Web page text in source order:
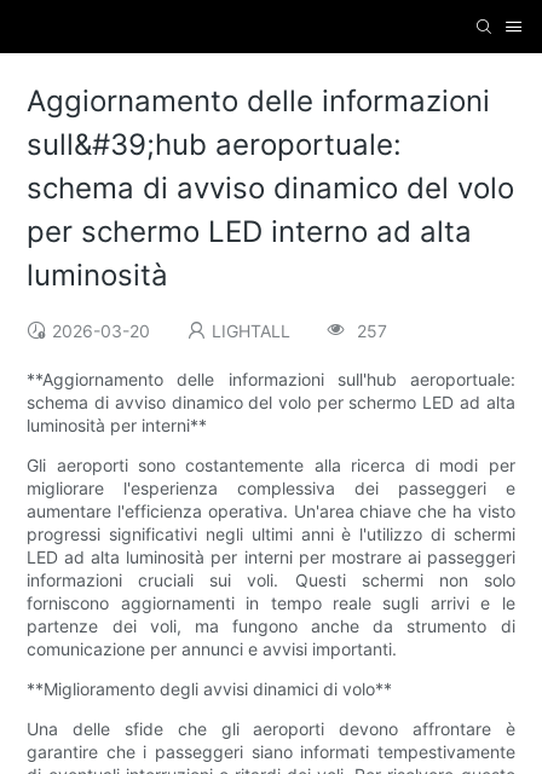
Aggiornamento delle informazioni
sull&#39;hub aeroportuale:
schema di avviso dinamico del volo
per schermo LED interno ad alta
luminosità
2026-03-20 LIGHTALL 257
**Aggiornamento delle informazioni sull'hub aeroportuale:
schema di avviso dinamico del volo per schermo LED ad alta
luminosità per interni**
Gli aeroporti sono costantemente alla ricerca di modi per
migliorare l'esperienza complessiva dei passeggeri e
aumentare l'efficienza operativa. Un'area chiave che ha visto
progressi significativi negli ultimi anni è l'utilizzo di schermi
LED ad alta luminosità per interni per mostrare ai passeggeri
informazioni cruciali sui voli. Questi schermi non solo
forniscono aggiornamenti in tempo reale sugli arrivi e le
partenze dei voli, ma fungono anche da strumento di
comunicazione per annunci e avvisi importanti.
**Miglioramento degli avvisi dinamici di volo**
Una delle sfide che gli aeroporti devono affrontare è
garantire che i passeggeri siano informati tempestivamente